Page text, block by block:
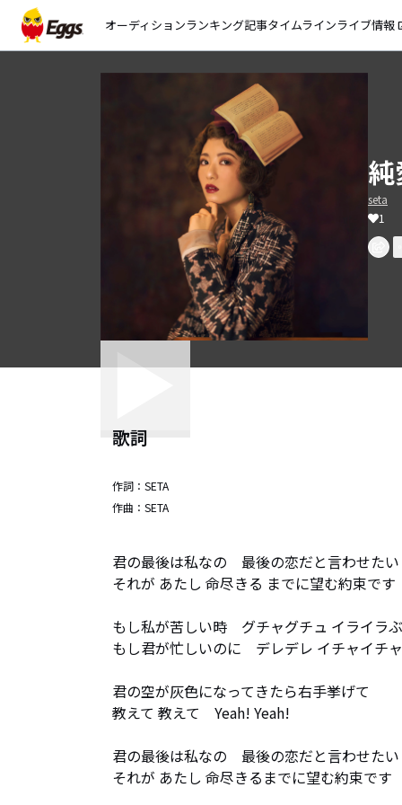
オーディションランキング記事タイムラインライブ情報
seta
1
歌詞
作詞： SETA
作曲： SETA
君の最後は私なの　最後の恋だと言わせたい
それが あたし 命尽きる までに望む約束です
もし私が苦しい時　グチャグチュ イライラ
もし君が忙しいのに　デレデレ イチャイチ
君の空が灰色になってきたら右手挙げて
教えて 教えて　Yeah! Yeah!
君の最後は私なの　最後の恋だと言わせたい
それが あたし 命尽きるまでに望む約束です